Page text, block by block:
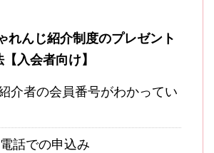
れんじ紹介制度のプレゼント
入会者向け】
介者の会員番号がわかってい
電話での申込み